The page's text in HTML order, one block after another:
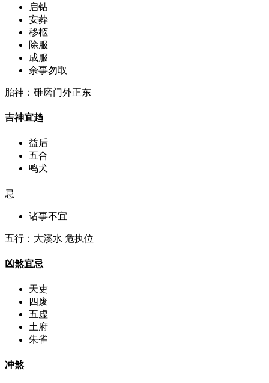
启钻
安葬
移柩
除服
成服
余事勿取
胎神：碓磨门外正东
吉神宜趋
益后
五合
鸣犬
忌
诸事不宜
五行：大溪水 危执位
凶煞宜忌
天吏
四废
五虚
土府
朱雀
冲煞